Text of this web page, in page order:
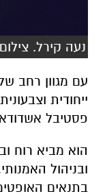
נעה קירל.
עם מגוון רחב
ייחודית
פסטיבל
הוא מביא רוח
ובניהול
בתנאים